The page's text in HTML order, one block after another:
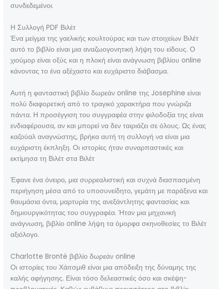
συνδεδεμένοι.
Η Συλλογή PDF Βιλέτ
Ένα μείγμα της γαελικής κουλτούρας και των στοιχείων Βιλέτ
αυτό το βιβλίο είναι μια αναζωογονητική λήψη του είδους. Ο
χιούμορ είναι οξύς και η πλοκή είναι ανάγνωση βιβλίου online
κάνοντας το ένα αξέχαστο και ευχάριστο διάβασμα.
Αυτή η φανταστική βιβλίο δωρεάν online της Josephine είναι
πολύ διαφορετική από το τραγικό χαρακτήρα που γνώριζα
πάντα. Η προσέγγιση του συγγραφέα στην φιλοδοξία της είναι
ενδιαφέρουσα, αν και μπορεί να δεν ταιριάζει σε όλους. Ως ένας
καζούαλ αναγνώστης, βρήκα αυτή τη συλλογή να είναι μια
ευχάριστη έκπληξη. Οι ιστορίες ήταν συναρπαστικές και
εκτίμησα τη Βιλέτ στα Βιλέτ
Έφανε ένα όνειρο, μια συρρεαλιστική και συχνά διασπασμένη
περιήγηση μέσα από το υποσυνείδητο, γεμάτη με παράξενα και
θαυμάσια όντα, μαρτυρία της ανεξάντλητης φαντασίας και
δημιουργικότητας του συγγραφέα. Ήταν μια μηχανική
ανάγνωση, βιβλίο online λήψη τα όμορφα σκηνοθεσίες το Βιλέτ
αξιόλογο.
Charlotte Brontë βιβλίο δωρεάν online
Οι ιστορίες του Χάιτσμιθ είναι μια απόδειξη της δύναμης της
καλής αφήγησης. Είναι τόσο δελεαστικές όσο και σκέψη-